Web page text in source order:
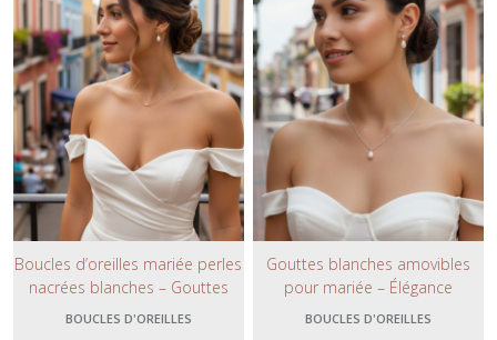
Boucles d’oreilles mariée perles
nacrées blanches – Gouttes
élégantes sur clous acier
BOUCLES D'OREILLES
Gouttes blanches amovibles
pour mariée – Élégance
modulable sur clous d’oreilles
BOUCLES D'OREILLES